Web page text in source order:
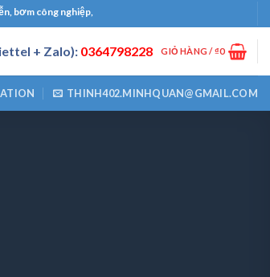
nghiệp, bơm định lượng, máy thổi khí, máy khuấy chìm
+ Zalo): 0364798228 GIỎ HÀNG /₫0
THINH402.MINHQUAN@GMAIL.COM